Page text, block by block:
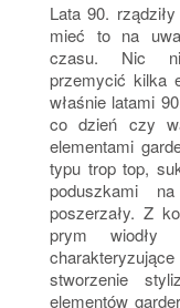
Lata 90.
mieć to na
czasu. Nic
przemycić kilka
właśnie latami
co dzień czy
elementami
typu trop top,
poduszkami
poszerzały. Z
prym wiodły
stworzenie
elementów